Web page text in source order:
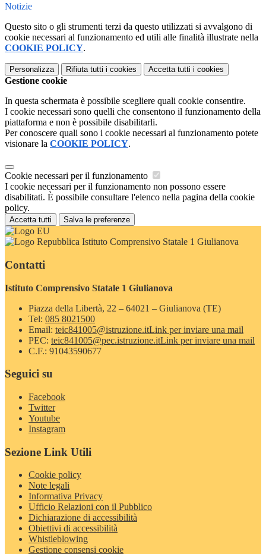
Notizie
Questo sito o gli strumenti terzi da questo utilizzati si avvalgono di
cookie necessari al funzionamento ed utili alle finalità illustrate nella
COOKIE POLICY.
Personalizza Rifiuta tutti i cookies Accetta tutti i cookies
Gestione cookie
In questa schermata è possibile scegliere quali cookie consentire.
I cookie necessari sono quelli che consentono il funzionamento della
piattaforma e non è possibile disabilitarli.
Per conoscere quali sono i cookie necessari al funzionamento potete
visionare la COOKIE POLICY.
Cookie necessari per il funzionamento
I cookie necessari per il funzionamento non possono essere
disabilitati. È possibile consultare l'elenco nella pagina della cookie
policy.
Accetta tutti Salva le preferenze
Istituto Comprensivo Statale 1 Giulianova
Contatti
Istituto Comprensivo Statale 1 Giulianova
Piazza della Libertà, 22 – 64021 – Giulianova (TE)
Tel: 085 8021500
Email: teic841005@istruzione.itLink per inviare una mail
PEC: teic841005@pec.istruzione.itLink per inviare una mail
C.F.: 91043590677
Seguici su
Facebook
Twitter
Youtube
Instagram
Sezione Link Utili
Cookie policy
Note legali
Informativa Privacy
Ufficio Relazioni con il Pubblico
Dichiarazione di accessibilità
Obiettivi di accessibilità
Whistleblowing
Gestione consensi cookie